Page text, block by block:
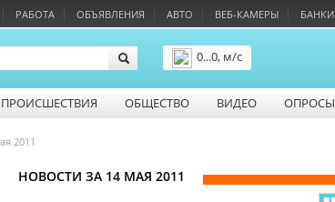
РАБОТА ОБЪЯВЛЕНИЯ АВТО ВЕБ-КАМЕРЫ БАНКИ
0...0, м/с
ПРОИСШЕСТВИЯ ОБЩЕСТВО ВИДЕО ОПРОСЫ
2011
НОВОСТИ ЗА 14 МАЯ 2011